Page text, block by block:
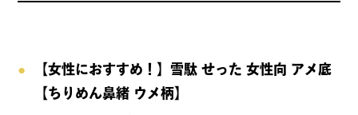
【女性におすすめ！】雪駄 せった 女性向 アメ底
【ちりめん鼻緒 ウメ柄】